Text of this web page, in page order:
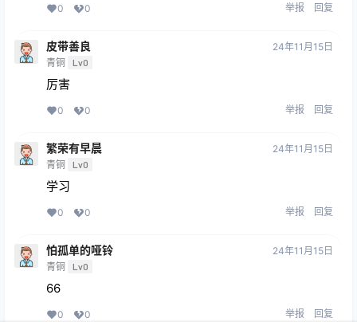
0 0 举报 回复
皮带善良
青铜 Lv0
24年11月15日
厉害
0 0 举报 回复
繁荣有早晨
青铜 Lv0
24年11月15日
学习
0 0 举报 回复
怕孤单的哑铃
青铜 Lv0
24年11月15日
66
0 0 举报 回复